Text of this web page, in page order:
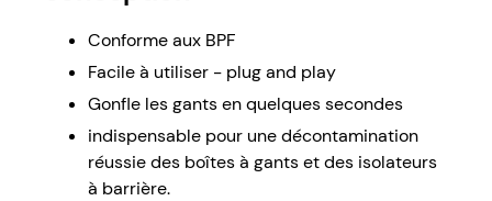
Conforme aux BPF
Facile à utiliser - plug and play
Gonfle les gants en quelques secondes
indispensable pour une décontamination
réussie des boîtes à gants et des isolateurs
à barrière.